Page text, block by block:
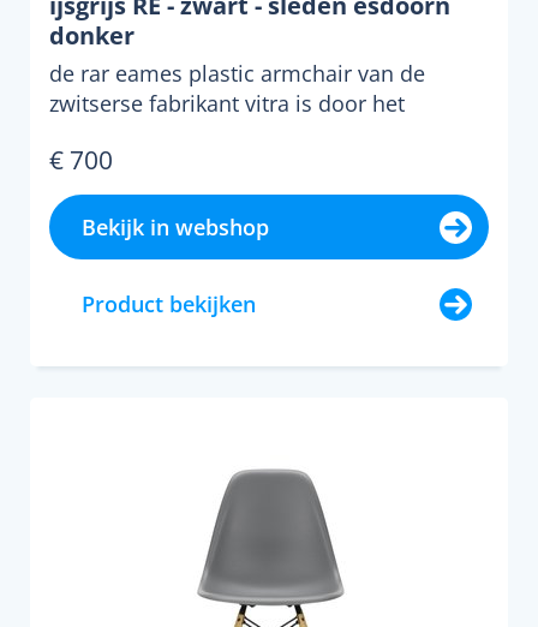
donker
de rar eames plastic armchair van de
zwitserse fabrikant vitra is door het
€ 700
Bekijk in webshop
Product bekijken